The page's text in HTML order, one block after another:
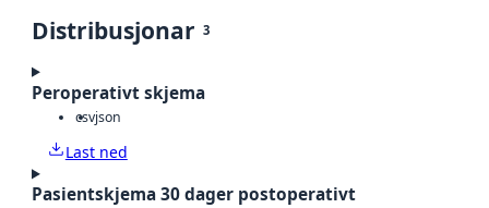
Distribusjonar 3
Peroperativt skjema
csvjson
Last ned
Pasientskjema 30 dager postoperativt